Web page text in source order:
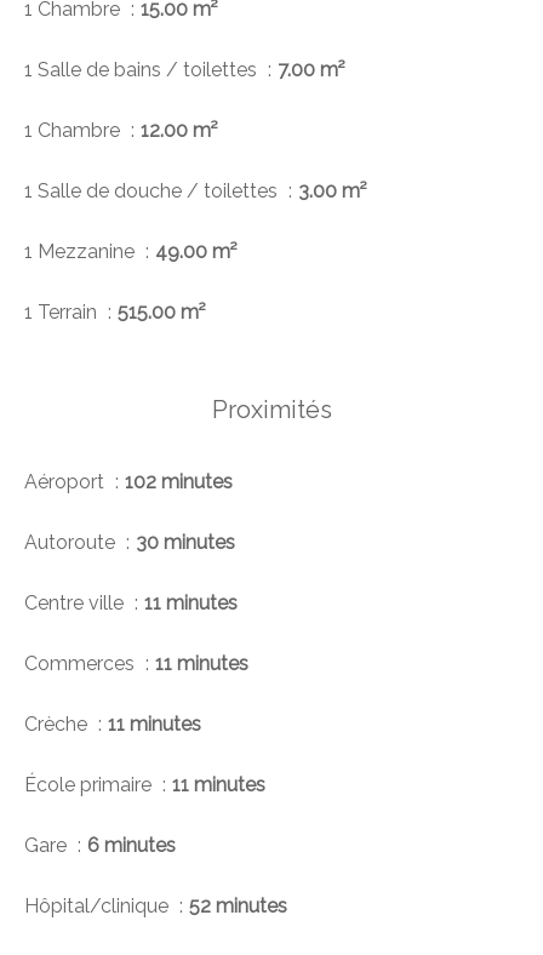
1 Chambre 15.00 m²
1 Salle de bains / toilettes 7.00 m²
1 Chambre 12.00 m²
1 Salle de douche / toilettes 3.00 m²
1 Mezzanine 49.00 m²
1 Terrain 515.00 m²
Proximités
Aéroport 102 minutes
Autoroute 30 minutes
Centre ville 11 minutes
Commerces 11 minutes
Crèche 11 minutes
École primaire 11 minutes
Gare 6 minutes
Hôpital/clinique 52 minutes